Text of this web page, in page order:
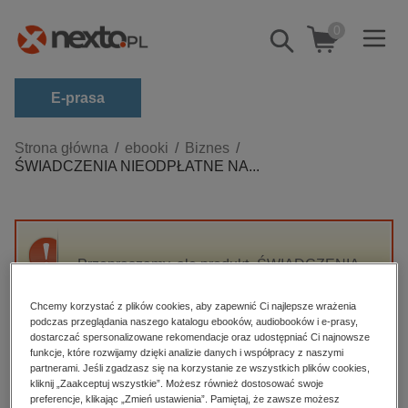
Pokaż/schowaj
wyszukiwarkę
0
E-prasa
Kategorie
Zobacz wszystkie E-prasa
budownictwo, aranżacja wnętrz
dzienniki
edukacja
hobby, sport, rozrywka
komputery, internet, technologie, informatyka
Strona główna ebooki
Biznes
ŚWIADCZENIA NIEODPŁATNE NA...
Przepraszamy, ale produkt „ŚWIADCZENIA
PRACOWNIKÓW koszty, przychody, VAT” nie
jest dostępny.
High-contrast mode
Chcemy korzystać z plików cookies, aby zapewnić Ci najlepsze wrażenia
podczas przeglądania naszego katalogu ebooków, audiobooków i e-prasy,
dostarczać spersonalizowane rekomendacje oraz udostępniać Ci najnowsze
funkcje, które rozwijamy dzięki analizie danych i współpracy z naszymi
partnerami. Jeśli zgadzasz się na korzystanie ze wszystkich plików cookies,
kliknij „Zaakceptuj wszystkie”. Możesz również dostosować swoje
preferencje, klikając „Zmień ustawienia”. Pamiętaj, że zawsze możesz